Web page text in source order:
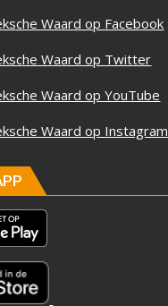
Waard op Facebook
Waard op Twitter
Waard op YouTube
Waard op Instagram